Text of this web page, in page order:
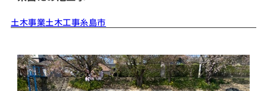
土木事業土木工事糸島市